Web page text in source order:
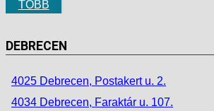
TÖBB
DEBRECEN
4025 Debrecen, Postakert u. 2.
4034 Debrecen, Faraktár u. 107.